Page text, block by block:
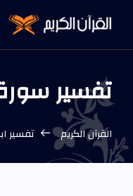
تفسير
القرآن الكريم تفسير